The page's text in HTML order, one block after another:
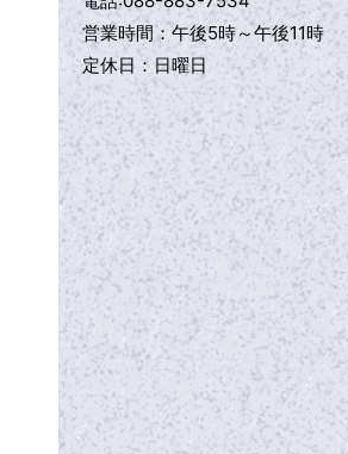
営業時間：午後5時～午後11時
定休日：日曜日